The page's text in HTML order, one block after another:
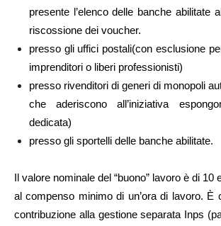
presente l’elenco delle banche abilitate
riscossione dei voucher.
presso gli uffici postali(con esclusione
imprenditori o liberi professionisti)
presso rivenditori di generi di monopoli
che aderiscono all’iniziativa
dedicata)
presso gli sportelli delle banche abilitate.
Il valore nominale del “buono” lavoro è di 10
al compenso minimo di un’ora di lavoro. È
contribuzione alla gestione separata Inps